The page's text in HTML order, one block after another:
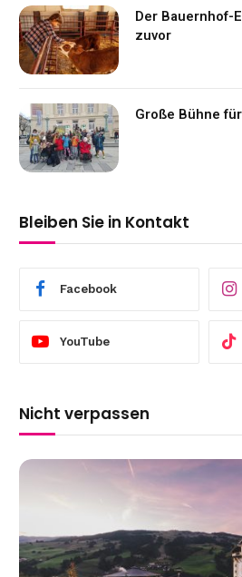
Der Bauernhof-
zuvor
Große Bühne
Bleiben Sie in Kontakt
Facebook
YouTube
Nicht verpassen